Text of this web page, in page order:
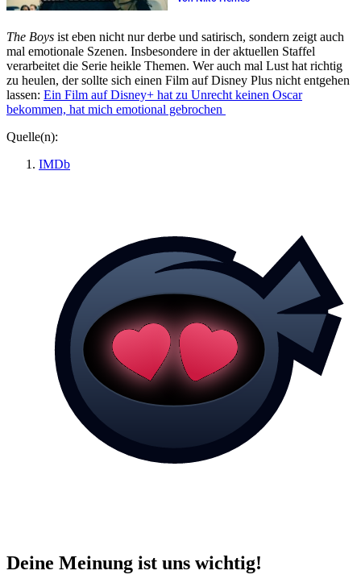
The Boys ist eben nicht nur derbe und satirisch, sondern zeigt auch
mal emotionale Szenen. Insbesondere in der aktuellen Staffel
verarbeitet die Serie heikle Themen. Wer auch mal Lust hat richtig
zu heulen, der sollte sich einen Film auf Disney Plus nicht entgehen
lassen: Ein Film auf Disney+ hat zu Unrecht keinen Oscar
bekommen, hat mich emotional gebrochen
Quelle(n):
IMDb
Deine Meinung ist uns wichtig!